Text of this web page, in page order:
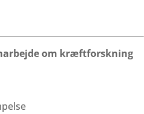
om kræftforskning